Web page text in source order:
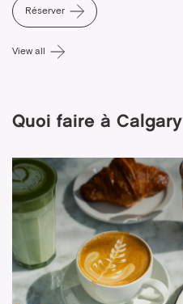
Réserver
View all
Quoi faire à Calgary